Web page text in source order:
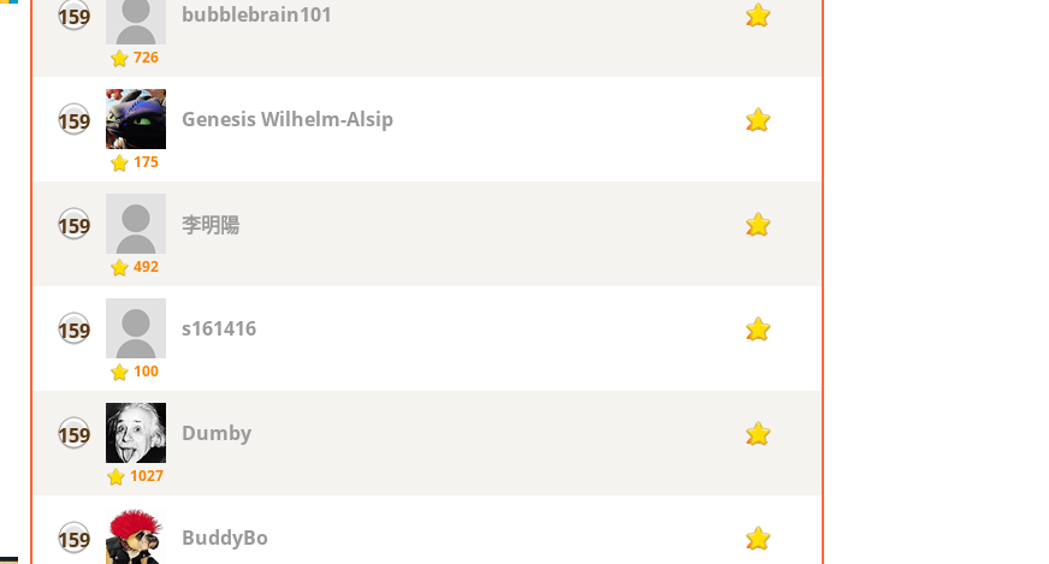
159
726
bubblebrain101 22
159
175
Genesis Wilhelm-Alsip 22
159
492
李明陽 22
159
100
s161416 22
159
1027
Dumby 22
159 BuddyBo 22